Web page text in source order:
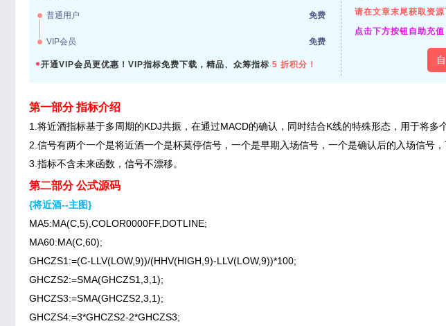
普通用户 免费
VIP会员 免费
开通VIP会员更优惠！VIP指标免费下载，精品、众筹指标 5 折积分！
请在文章末尾获取资源
点击下方按钮自助充值
第一部分 指标介绍
1.将近酒指标基于多周期的KDJ共振，在通过MACD的确认，同时结合K线的特殊形态，用于将多
2.信号有两个一个是将近酒一个是杯莫停信号，一个是早期入场信号，一个是确认后的入场信号，
3.指标不含未来函数，信号不漂移。
第二部分 公式源码
{将近酒--主图}
MA5:MA(C,5),COLOR0000FF,DOTLINE;
MA60:MA(C,60);
GHCZS1:=(C-LLV(LOW,9))/(HHV(HIGH,9)-LLV(LOW,9))*100;
GHCZS2:=SMA(GHCZS1,3,1);
GHCZS3:=SMA(GHCZS2,3,1);
GHCZS4:=3*GHCZS2-2*GHCZS3;